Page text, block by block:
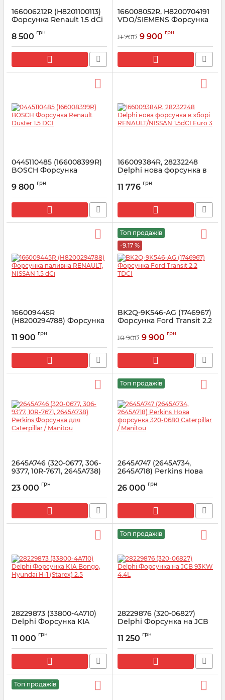
166006212R (H8201100113)
Форсунка Renault 1.5 dCi
SIEMENS)
Артикул: 166006212R
8 500 грн
166008052R, H8200704191
VDO/SIEMENS Форсунка
Артикул: 166008052R
11 700 9 900 грн
0445110485 (166008399R)
BOSCH Форсунка
Артикул: 166008399R
9 800 грн
166009384R, 28232248
Delphi нова форсунка в
зборі RENAULT/NISSAN
1.5dCI Euro 3
Артикул: 28232248
11 776 грн
166009445R
(H8200294788) Форсунка
NISSAN 1.5 dCi
Артикул: 166009445R
11 900 грн
Топ продажів
-9.17 %
BK2Q-9K546-AG (1746967)
Форсунка Ford Transit 2.2
Артикул: 1746967
10 900 9 900 грн
2645A746 (320-0677, 306-
9377, 10R-7671, 2645A738)
Caterpillar / Manitou
Артикул: 2645A746
23 000 грн
Топ продажів
2645A747 (2645A734,
2645A718) Perkins Нова
Caterpillar / Manitou
Артикул: 2645A747
26 000 грн
28229873 (33800-4A710)
Delphi Форсунка KIA
(Starex) 2.5
Артикул: 28229873
11 000 грн
Топ продажів
28229876 (320-06827)
Delphi Форсунка на JCB
Артикул: 28229876
11 250 грн
Топ продажів